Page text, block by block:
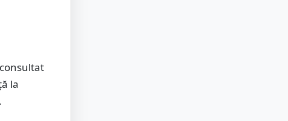
la